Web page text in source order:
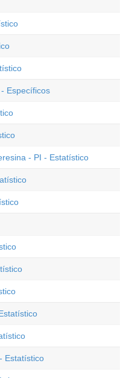
Específicos
- PI - Estatístico
Estatístico